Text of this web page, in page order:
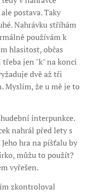
postava. Taky
Nahrávku stříhám
používám k
hlasitost, občas
jen "k" na konci
dvě až tři
Myslím, že u mě je to
interpunkce.
nahrál před lety s
hra na píšťalu by
můžu to použít?
vyřešen.
zkontroloval